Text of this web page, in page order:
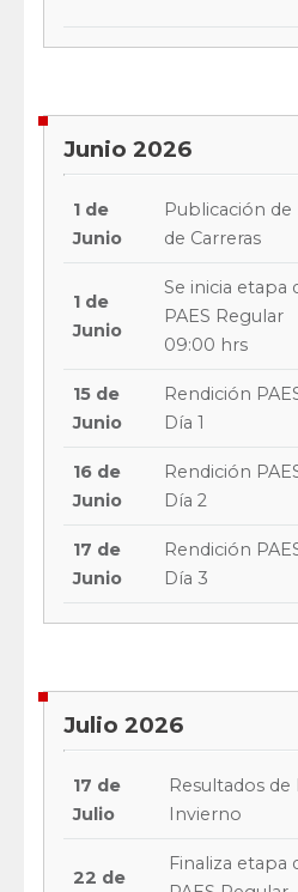
Junio 2026
1 de
Junio
Publicación
de Carreras
1 de
Junio
Se inicia etapa
PAES Regular
09:00 hrs
15 de
Junio
Rendición
Día 1
16 de
Junio
Rendición
Día 2
17 de
Junio
Rendición
Día 3
Julio 2026
17 de
Julio
Resultados de
Invierno
22 de
Finaliza etapa